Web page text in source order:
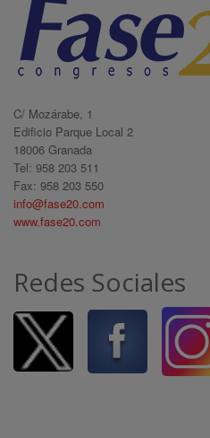
C/ Mozárabe, 1
Edificio Parque Local 2
18006 Granada
Tel: 958 203 511
Fax: 958 203 550
info@fase20.com
www.fase20.com
Redes Sociales